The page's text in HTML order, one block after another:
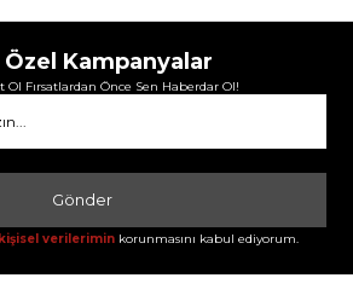
Özel Kampanyalar
Ol Fırsatlardan Önce Sen Haberdar Ol!
Gönder
kişisel verilerimin korunmasını kabul ediyorum.